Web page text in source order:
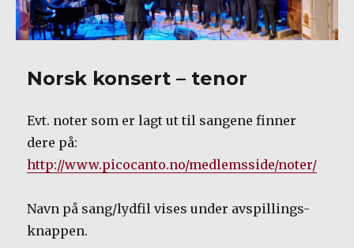
Norsk konsert – tenor
Evt. noter som er lagt ut til sangene finner
dere på:
http://www.picocanto.no/medlemsside/noter/
Navn på sang/lydfil vises under avspillings-
knappen.